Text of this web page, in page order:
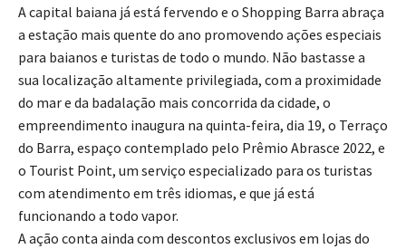
A capital baiana já está fervendo e o Shopping Barra abraça
a estação mais quente do ano promovendo ações especiais
para baianos e turistas de todo o mundo. Não bastasse a
sua localização altamente privilegiada, com a proximidade
do mar e da badalação mais concorrida da cidade, o
empreendimento inaugura na quinta-feira, dia 19, o Terraço
do Barra, espaço contemplado pelo Prêmio Abrasce 2022, e
o Tourist Point, um serviço especializado para os turistas
com atendimento em três idiomas, e que já está
funcionando a todo vapor.
A ação conta ainda com descontos exclusivos em lojas do